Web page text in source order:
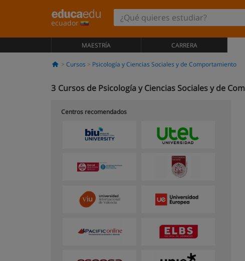
ecuador
MAESTRÍA CARRERA
Cursos Psicología y Ciencias Sociales y de Comportamiento
3 Cursos de Psicología y Ciencias Sociales y de
Centros recomendados